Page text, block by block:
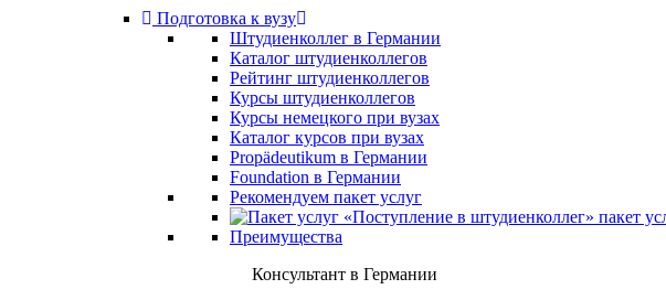
Подготовка к вузу
Штудиенколлег в Германии
Каталог штудиенколлегов
Рейтинг штудиенколлегов
Курсы штудиенколлегов
Курсы немецкого при вузах
Каталог курсов при вузах
Propädeutikum в Германии
Foundation в Германии
Рекомендуем пакет услуг
Преимущества
Консультант в Германии